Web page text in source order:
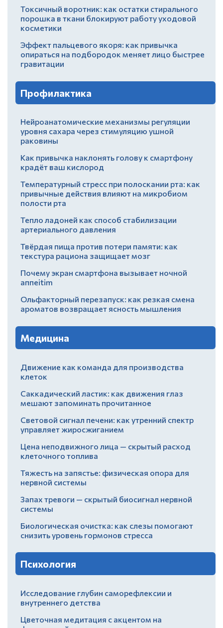
Токсичный воротник: как остатки стирального
порошка в ткани блокируют работу уходовой
косметики
Эффект пальцевого якоря: как привычка
опираться на подбородок меняет лицо быстрее
гравитации
Профилактика
Нейроанатомические механизмы регуляции
уровня сахара через стимуляцию ушной
раковины
Как привычка наклонять голову к смартфону
крадёт ваш кислород
Температурный стресс при полоскании рта: как
привычные действия влияют на микробиом
полости рта
Тепло ладоней как способ стабилизации
артериального давления
Твёрдая пища против потери памяти: как
текстура рациона защищает мозг
Почему экран смартфона вызывает ночной
аппеitim
Ольфакторный перезапуск: как резкая смена
ароматов возвращает ясность мышления
Медицина
Движение как команда для производства
клеток
Саккадический ластик: как движения глаз
мешают запоминать прочитанное
Световой сигнал печени: как утренний спектр
управляет жиросжиганием
Цена неподвижного лица — скрытый расход
клеточного топлива
Тяжесть на запястье: физическая опора для
нервной системы
Запах тревоги — скрытый биосигнал нервной
системы
Биологическая очистка: как слезы помогают
снизить уровень гормонов стресса
Психология
Исследование глубин саморефлексии и
внутреннего детства
Цветочная медитация с акцентом на